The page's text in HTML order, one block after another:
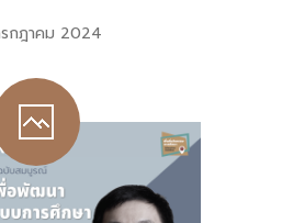
าร 6 คณะ
กฎาคม 2024